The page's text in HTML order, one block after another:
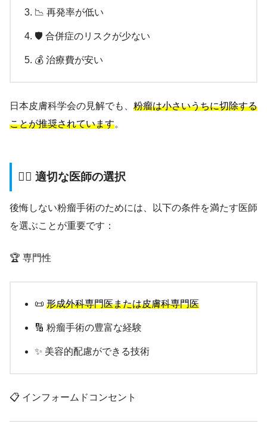
📉 再発率が低い
🛡️ 合併症のリスクが少ない
💰 治療費が安い
日本皮膚科学会の見解でも、 粉瘤は小さいうちに切除する
ことが推奨されています。
👨‍⚕️ 適切な医師の選択
後悔しない粉瘤手術のためには、以下の条件を満たす医師
を選ぶことが重要です：
🏆 専門性
📜 形成外科専門医または皮膚科専門医
🔢 粉瘤手術の豊富な経験
✨ 美容的配慮ができる技術
📋 インフォームドコンセント